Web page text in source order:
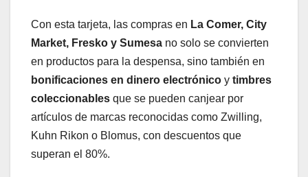
Con esta tarjeta, las compras en La Comer, City
Market, Fresko y Sumesa no solo se convierten
en productos para la despensa, sino también en
bonificaciones en dinero electrónico y timbres
coleccionables que se pueden canjear por
artículos de marcas reconocidas como Zwilling,
Kuhn Rikon o Blomus, con descuentos que
superan el 80%.